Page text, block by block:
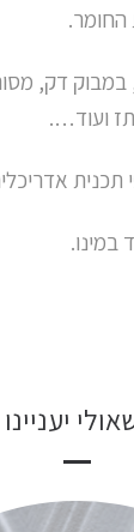
החומר.
במבוק דק,
תכנית
במינו.